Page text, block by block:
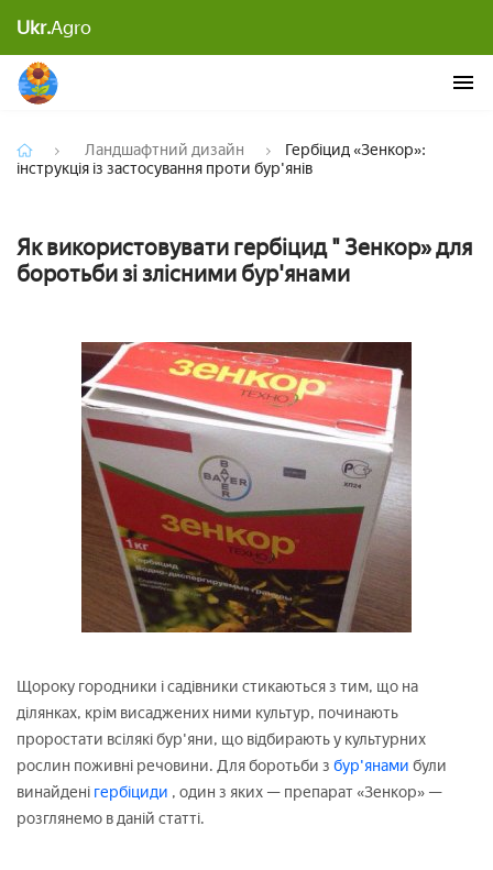
Ukr.Agroпроти бур'янів
Ландшафтний дизайн
Гербіцид «Зенкор»:
інструкція із застосування проти бур'янів
Як використовувати гербіцид " Зенкор» для
боротьби зі злісними бур'янами
Щороку городники і садівники стикаються з тим, що на
ділянках, крім висаджених ними культур, починають
проростати всілякі бур'яни, що відбирають у культурних
рослин поживні речовини. Для боротьби з бур'янами були
винайдені гербіциди , один з яких — препарат «Зенкор» —
розглянемо в даній статті.